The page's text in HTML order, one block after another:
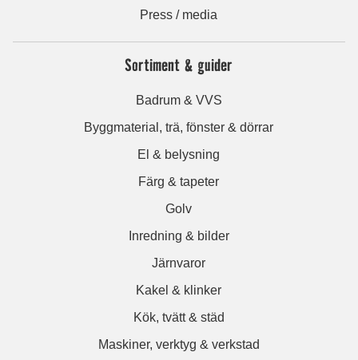
Press / media
Sortiment & guider
Badrum & VVS
Byggmaterial, trä, fönster & dörrar
El & belysning
Färg & tapeter
Golv
Inredning & bilder
Järnvaror
Kakel & klinker
Kök, tvätt & städ
Maskiner, verktyg & verkstad